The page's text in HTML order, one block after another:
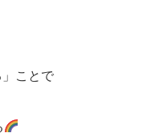
」ことで